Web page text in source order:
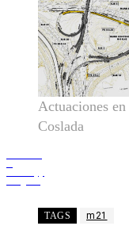
Actuaciones
Coslada
TAGS m21